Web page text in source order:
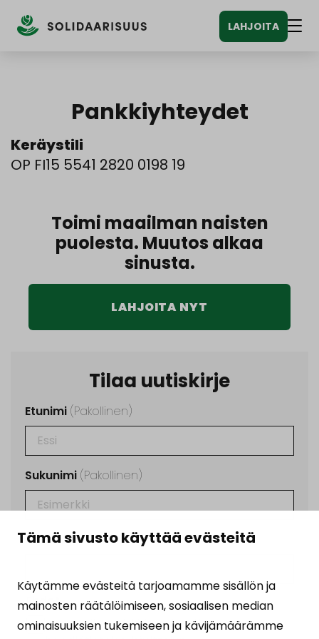
Tämä sivusto käyttää evästeitä
Käytämme evästeitä tarjoamamme sisällön ja
mainosten räätälöimiseen, sosiaalisen median
ominaisuuksien tukemiseen ja kävijämäärämme
sisältöön
LAHJOITA
Pankkiyhteydet
Keräystili
OP FI15 5541 2820 0198 19
Toimi maailman naisten
puolesta. Muutos alkaa
sinusta.
LAHJOITA NYT
Tilaa uutiskirje
Etunimi (Pakollinen)
Sukunimi (Pakollinen)
Sähköposti (Pakollinen)
Ehdot (Pakollinen)
Tilaamalla uutiskirjeen hyväksyt